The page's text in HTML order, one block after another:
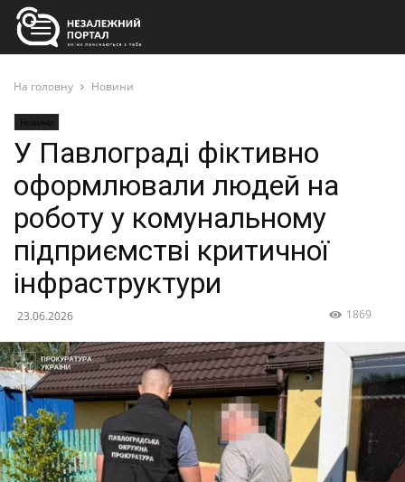
На головну Новини
Новини
У Павлограді фіктивно
оформлювали людей на
роботу у комунальному
підприємстві критичної
інфраструктури
23.06.2026 1869